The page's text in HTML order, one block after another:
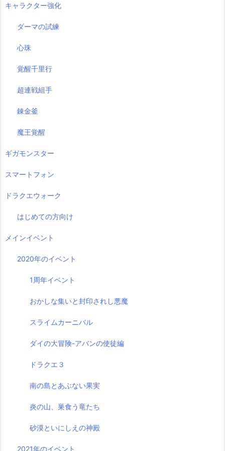
キャラクター強化
ダーマの試練
心珠
覚醒千里行
超連戦組手
錬金釜
魔王覚醒
ギガモンスター
スマートフォン
ドラクエウォーク
はじめての方向け
メインイベント
2020年のイベント
1周年イベント
おかしな集いと封印されし悪魔
スライムカーニバル
ダイの大冒険-アバンの使徒編
ドラクエ３
南の島とあぶない果実
炎の山、巣食う竜たち
砂漠といにしえの神殿
2021年のイベント